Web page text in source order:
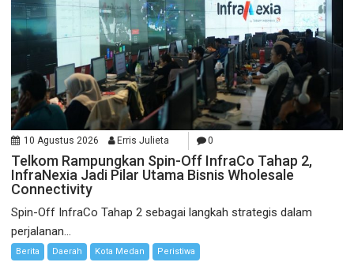
10 Agustus 2026 Erris Julieta 0
Telkom Rampungkan Spin-Off InfraCo Tahap 2,
InfraNexia Jadi Pilar Utama Bisnis Wholesale
Connectivity
Spin-Off InfraCo Tahap 2 sebagai langkah strategis dalam
perjalanan...
Berita Daerah Kota Medan Peristiwa